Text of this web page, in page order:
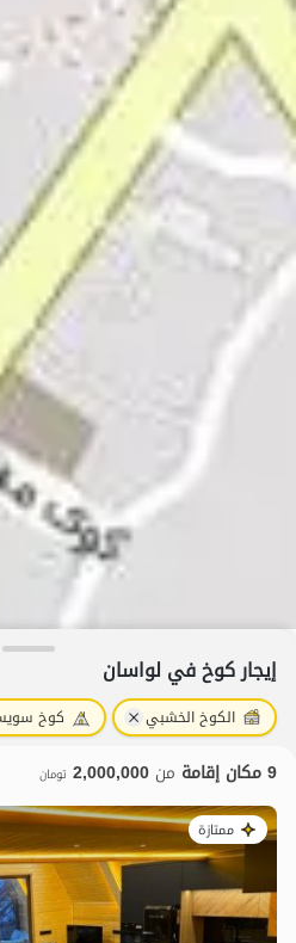
إيجار كوخ في لواسان
الكوخ الخشبي كوخ
9 مكان إقامة من 2,000,000 تومان
ممتازة